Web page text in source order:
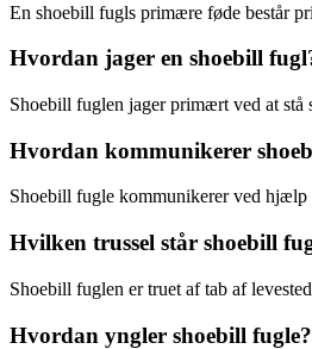
En shoebill fugls primære føde består
Hvordan jager en shoebill
Shoebill fuglen jager primært ved at
Hvordan kommunikerer
Shoebill fugle kommunikerer ved hjælp
Hvilken trussel står shoebill
Shoebill fuglen er truet af tab af
Hvordan yngler shoebill fugle?